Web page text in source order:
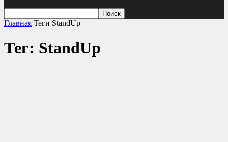
Главная Теги StandUp
Тег: StandUp